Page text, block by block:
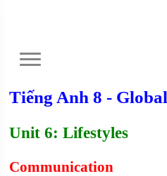
Tiếng Anh 8 - Global
Unit 6: Lifestyles
Communication